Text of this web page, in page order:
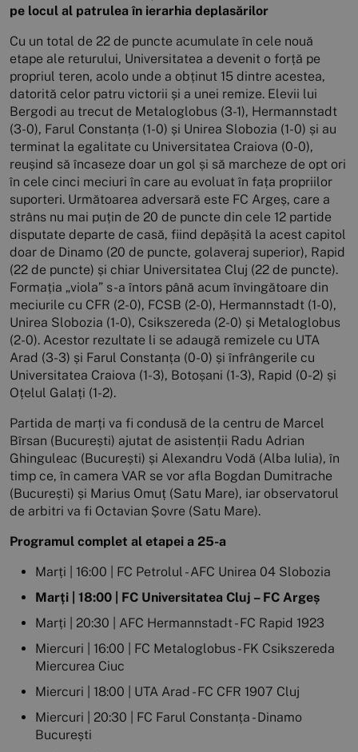
pe locul al patrulea în ierarhia deplasărilor
Cu un total de 22 de puncte acumulate în cele nouă
etape ale returului, Universitatea a devenit o forță pe
propriul teren, acolo unde a obținut 15 dintre acestea,
datorită celor patru victorii și a unei remize. Elevii lui
Bergodi au trecut de Metaloglobus (3-1), Hermannstadt
(3-0), Farul Constanța (1-0) și Unirea Slobozia (1-0) și au
terminat la egalitate cu Universitatea Craiova (0-0),
reușind să încaseze doar un gol și să marcheze de opt ori
în cele cinci meciuri în care au evoluat în fața propriilor
suporteri. Următoarea adversară este FC Argeș, care a
strâns nu mai puțin de 20 de puncte din cele 12 partide
disputate departe de casă, fiind depășită la acest capitol
doar de Dinamo (20 de puncte, golaveraj superior), Rapid
(22 de puncte) și chiar Universitatea Cluj (22 de puncte).
Formația „viola” s-a întors până acum învingătoare din
meciurile cu CFR (2-0), FCSB (2-0), Hermannstadt (1-0),
Unirea Slobozia (1-0), Csikszereda (2-0) și Metaloglobus
(2-0). Acestor rezultate li se adaugă remizele cu UTA
Arad (3-3) și Farul Constanța (0-0) și înfrângerile cu
Universitatea Craiova (1-3), Botoșani (1-3), Rapid (0-2) și
Oțelul Galați (1-2).
Partida de marți va fi condusă de la centru de Marcel
Bîrsan (București) ajutat de asistenții Radu Adrian
Ghinguleac (București) și Alexandru Vodă (Alba Iulia), în
timp ce, în camera VAR se vor afla Bogdan Dumitrache
(București) și Marius Omuț (Satu Mare), iar observatorul
de arbitri va fi Octavian Șovre (Satu Mare).
Programul complet al etapei a 25-a
Marți | 16:00 | FC Petrolul - AFC Unirea 04 Slobozia
Marți | 18:00 | FC Universitatea Cluj – FC Argeș
Marți | 20:30 | AFC Hermannstadt - FC Rapid 1923
Miercuri | 16:00 | FC Metaloglobus - FK Csikszereda
Miercurea Ciuc
Miercuri | 18:00 | UTA Arad - FC CFR 1907 Cluj
Miercuri | 20:30 | FC Farul Constanța - Dinamo
București